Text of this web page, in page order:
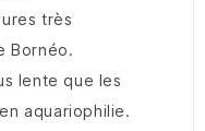
très
Bornéo.
lente que les
aquariophilie.